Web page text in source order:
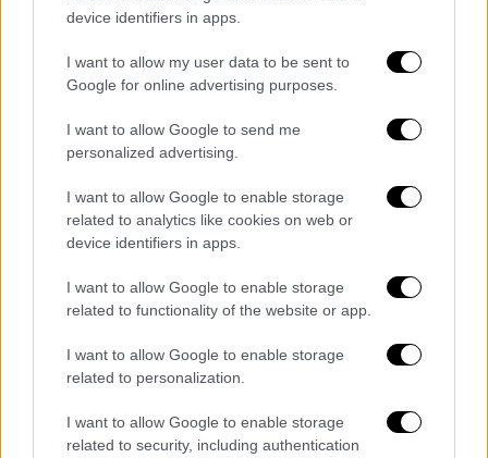
device identifiers in apps.
I want to allow my user data to be sent to
Google for online advertising purposes.
I want to allow Google to send me
personalized advertising.
I want to allow Google to enable storage
related to analytics like cookies on web or
device identifiers in apps.
I want to allow Google to enable storage
related to functionality of the website or app.
I want to allow Google to enable storage
related to personalization.
I want to allow Google to enable storage
related to security, including authentication
Ελπίζω πως όχι και στο τόσο μακρινό
μέλλον να έρθουν οι μέρες που θα δούμε
όλοι μαζί την Τουρκική Δημοκρατία της
Βόρειας Κύπρου ως πλήρες μέλος του
οργανισμού μας».
Η τοποθέτησηΕρντογάνέγινε δεκτή με
ενθουσιασμό από τονΕρσίν Τατάρ,
γραπτής δήλωσης και επανέλαβε την
προσδοκία του για «περισσότερη
υποστήριξη από τον τουρκογενή κόσμο».
Μια «ισότιμη κυριότητα» στην τελική
διακήρυξη